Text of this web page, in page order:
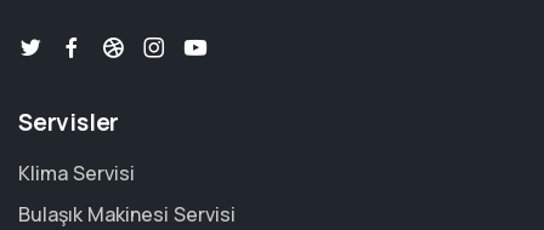
Servisler
Klima Servisi
Bulaşık Makinesi Servisi